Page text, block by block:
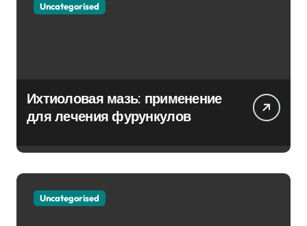
Uncategorised
Ихтиоловая мазь: применение
для лечения фурункулов
Uncategorised